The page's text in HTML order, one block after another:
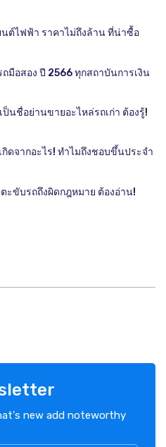
ต์ไฟฟ้า ราคาไม่ถึงล้าน ที่น่าซื้อ
มือสอง ปี 2566 ทุกสถาบันการเงิน
ป็นชื่อย่านขายอะไหล่รถเก่า ต้องรู้!
ดจากอะไร! ทำไมถึงชอบขึ้นประจำ
ะขับรถถึงผิดกฎหมาย ต้องอ่าน!
new add noteworthy